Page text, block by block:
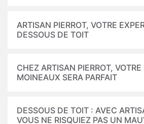
ARTISAN PIERROT, VOTRE
DESSOUS DE TOIT
CHEZ ARTISAN PIERROT,
MOINEAUX SERA PARFAIT
DESSOUS DE TOIT : AVEC
VOUS NE RISQUIEZ PAS UN